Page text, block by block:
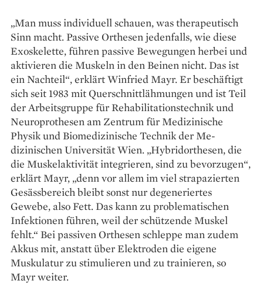
„Man muss individuell schauen, was thera­peutisch
Sinn macht. Passive Orthesen jedenfalls, wie diese
Exoskelette, führen passive Bewegungen herbei und
aktivieren die Muskeln in den Beinen nicht. Das ist
ein Nachteil“, erklärt Winfried Mayr. Er beschäftigt
sich seit 1983 mit Querschnittlähmungen und ist Teil
der Arbeitsgruppe für Rehabilitationstechnik und
Neuroprothesen am Zentrum für Medizinische
Physik und Biomedizinische Technik der Me­
dizinischen Universität Wien. „Hybridorthesen, die
die Mus­kel­aktivität integrieren, sind zu bevorzugen“,
erklärt Mayr, „denn vor allem im viel strapazierten
Gesässbereich bleibt sonst nur degeneriertes
Gewebe, also Fett. Das kann zu problematischen
Infektionen führen, weil der schützende Muskel
fehlt.“ Bei passiven Orthesen schleppe man zudem
Akkus mit, anstatt über Elektroden die eigene
Muskulatur zu stimulieren und zu trainieren, so
Mayr weiter.